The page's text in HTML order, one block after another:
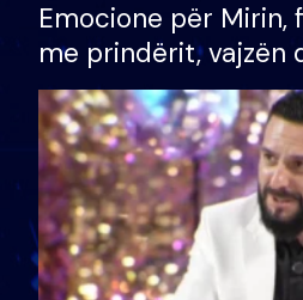
Emocione për Mirin,
me prindërit, vajzën
bashkëshorten:
divorci apo jo?